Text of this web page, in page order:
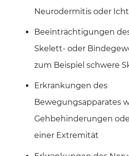
Neurodermitis oder
Beeinträchtigungen
Skelett- oder
zum Beispiel schwere
Erkrankungen des
Bewegungsapparates
Gehbehinderungen
einer Extremität